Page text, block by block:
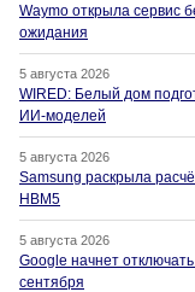
Waymo открыла сервис
ожидания
5 августа 2026
WIRED: Белый дом
ИИ-моделей
5 августа 2026
Samsung раскрыла
HBM5
5 августа 2026
Google начнет
сентября